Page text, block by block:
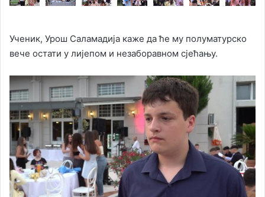
Ученик, Урош Саламадија каже да ће му полуматурско
вече остати у лијепом и незаборавном сјећању.